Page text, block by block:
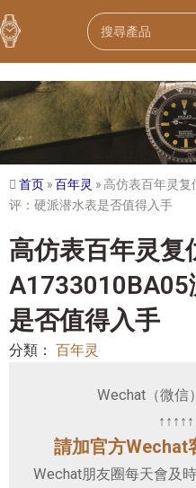
跳
至
内
容
Search
for:
首页 »百年灵 » 高仿表百年灵
评：硬派潜水表是否值得入手
高仿表百年灵复
是否值得入手
分類： 百年灵
Wechat（微信
請加官方Wechat
Wechat朋友圈每天會及